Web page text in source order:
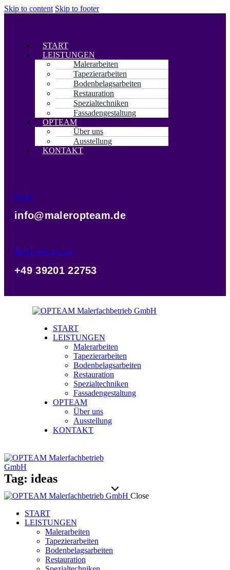
Skip to content Skip to footer
Menü
START
LEISTUNGEN
Malerarbeiten
Tapezierarbeiten
Bodenbelagsarbeiten
Restauration
Spezialtechniken
Fassadengestaltung
OPTEAM
Über uns
Ausstellung
KONTAKT
Email
info@maleropteam.de
Rufen Sie uns an
+49 39201 22753
START
LEISTUNGEN
Malerarbeiten
Tapezierarbeiten
Bodenbelagsarbeiten
Restauration
Spezialtechniken
Fassadengestaltung
OPTEAM
Über uns
Ausstellung
KONTAKT
Tag: ideas
Close
START
LEISTUNGEN
Malerarbeiten
Tapezierarbeiten
Bodenbelagsarbeiten
Restauration